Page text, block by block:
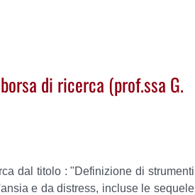
di ricerca (prof.ssa G.
dal titolo : "Definizione di strumenti
e da distress, incluse le sequele